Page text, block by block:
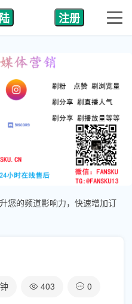
注册
您的频道影响力，快速增加订
403 0